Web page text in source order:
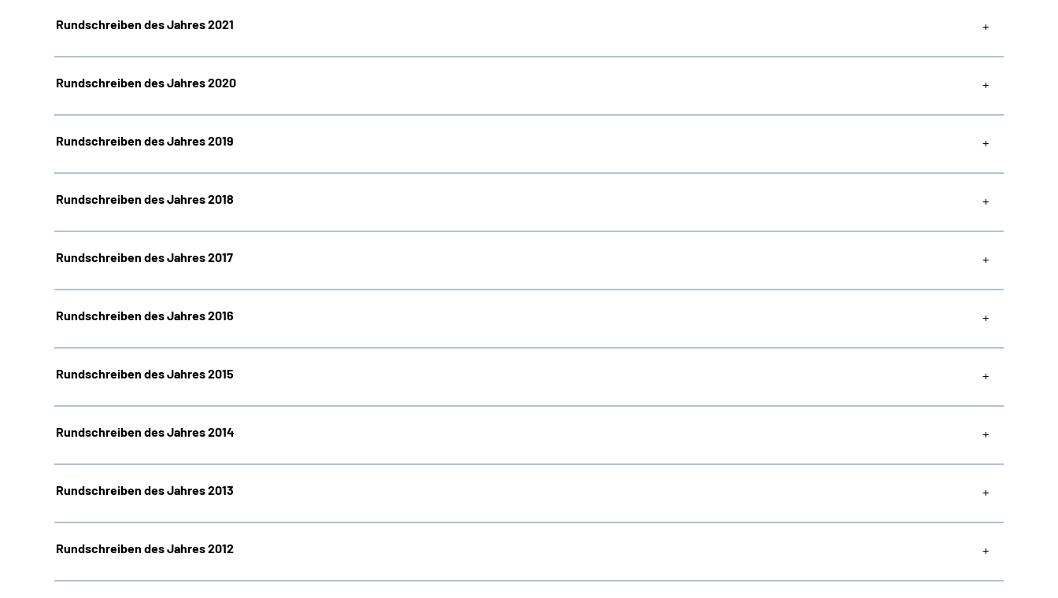
Rundschreiben des Jahres 2021
Rundschreiben des Jahres 2020
Rundschreiben des Jahres 2019
Rundschreiben des Jahres 2018
Rundschreiben des Jahres 2017
Rundschreiben des Jahres 2016
Rundschreiben des Jahres 2015
Rundschreiben des Jahres 2014
Rundschreiben des Jahres 2013
Rundschreiben des Jahres 2012